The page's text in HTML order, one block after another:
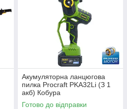
Акумуляторна ланцюгова
пилка Procraft PKA32Li (З 1
акб) Кобура
Готово до відправки